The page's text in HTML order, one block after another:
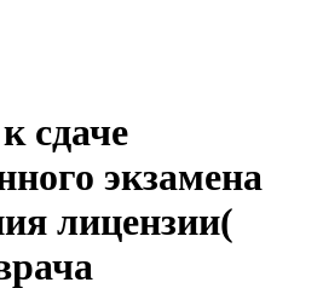
сдаче
экзамена
лицензии(